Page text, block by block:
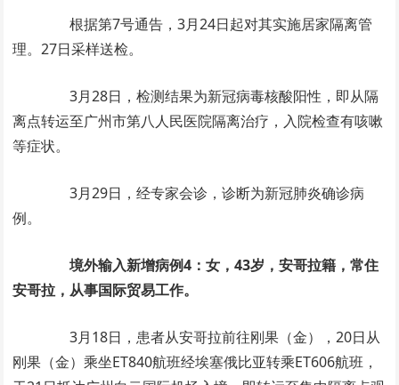
根据第7号通告，3月24日起对其实施居家隔离管
理。27日采样送检。
3月28日，检测结果为新冠病毒核酸阳性，即从隔
离点转运至广州市第八人民医院隔离治疗，入院检查有咳嗽
等症状。
3月29日，经专家会诊，诊断为新冠肺炎确诊病
例。
境外输入新增病例4：女，43岁，安哥拉籍，常住
安哥拉，从事国际贸易工作。
3月18日，患者从安哥拉前往刚果（金），20日从
刚果（金）乘坐ET840航班经埃塞俄比亚转乘ET606航班，